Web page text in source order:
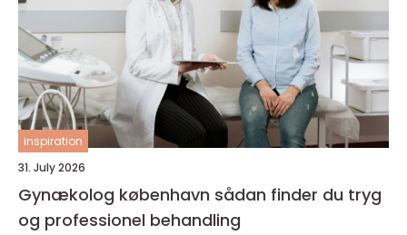
inspiration
31. July 2026
Gynækolog københavn sådan finder du tryg
og professionel behandling